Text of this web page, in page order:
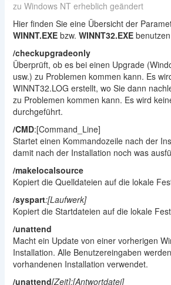
zu Windows NT erheblich geändert
Hier finden Sie eine Übersicht der
WINNT.EXEbzw. WINNT32.EXE
/checkupgradeonly
Überprüft, ob es bei einen Upgrade
usw.) zu Problemen kommen kann. Es
WINNT32.LOG erstellt, wo Sie dann
zu Problemen kommen kann. Es wird
durchgeführt.
/CMD:[Command_Line]
Startet einen Kommandozeile nach der
damit nach der Installation noch was
/makelocalsource
Kopiert die Quelldateien auf die lokale
/syspart:[Laufwerk]
Kopiert die Startdateien auf die lokale
/unattend
Macht ein Update von einer vorherigen
Installation. Alle Benutzereingaben
vorhandenen Installation verwendet.
/unattend[Zeit]:[Antwortdatei]